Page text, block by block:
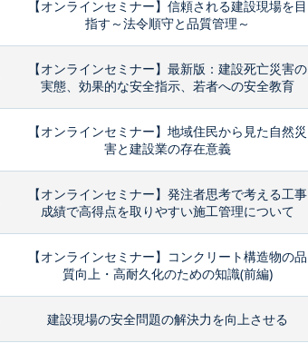
【オンラインセミナー】信頼される建設現場を目
指す～法令順守と品質管理～
【オンラインセミナー】最新版：建設死亡災害の
実態、効果的な安全指示、若者への安全教育
【オンラインセミナー】地域住民から見た自然災
害と建設業の存在意義
【オンラインセミナー】発注者思考で考える工事
成績で高得点を取りやすい施工管理について
【オンラインセミナー】コンクリート構造物の品
質向上・高耐久化のための知識(前編)
建設現場の安全問題の解決力を向上させる